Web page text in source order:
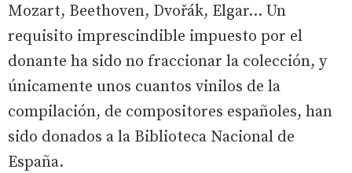
Mozart, Beethoven, Dvořák, Elgar… Un
requisito imprescindible impuesto por el
donante ha sido no fraccionar la colección, y
únicamente unos cuantos vinilos de la
compilación, de compositores españoles, han
sido donados a la Biblioteca Nacional de
España.